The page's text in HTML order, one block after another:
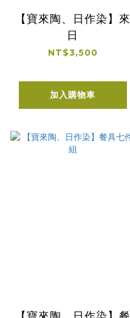
【寶來陶、日作染】來
日
NT$3,500
加入購物車